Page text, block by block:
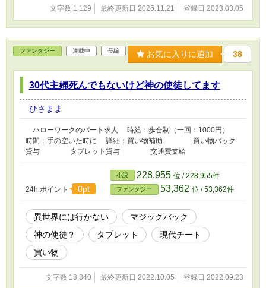
文字数 1,129 最終更新日 2025.11.21 登録日 2023.03.05
ファンタジー 連載中 長編 お気に入りに追加 38
30代主婦死んでもないけど神の使徒してます
ひさまま
ハローワークのパート求人 時給：歩合制（一回：1000円）
時間：手の空いた時に 詳細：買い物補助 買い物バック
貸与 タブレット貸与 交通費支給
24h.ポイント 0pt
小説 228,955 位 / 228,955件
ファンタジー 53,362 位 / 53,362件
異世界には行かない
マジックバック
神の使徒？
タブレット
現代チート
買い物
文字数 18,340 最終更新日 2022.10.05 登録日 2022.09.23